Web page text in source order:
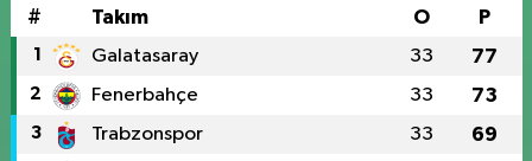
# Takım O P
1 Galatasaray 33 77
2 Fenerbahçe 33 73
3 Trabzonspor 33 69